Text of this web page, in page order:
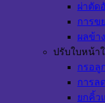
ผ่าตัด
การข
ผลข้า
ปรับใบหน้า
กรอลู
การล
ยกคิ้ว